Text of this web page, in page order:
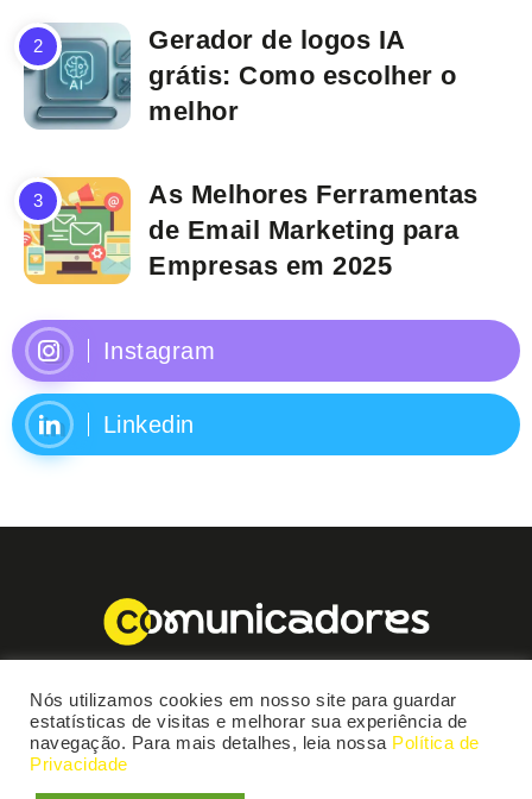
Gerador de logos IA
grátis: Como escolher o
melhor
As Melhores Ferramentas
de Email Marketing para
Empresas em 2025
Instagram
Linkedin
Comunicadores 2025 © Todos os Direitos Reservados.
Nós utilizamos cookies em nosso site para guardar
estatísticas de visitas e melhorar sua experiência de
navegação. Para mais detalhes, leia nossa Política de
Privacidade